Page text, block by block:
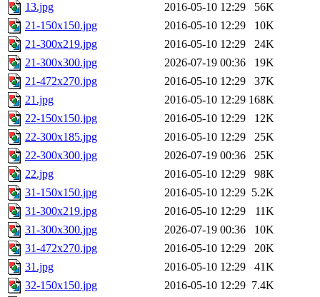
13.jpg
2016-05-10 12:29
56K
21-150x150.jpg
2016-05-10 12:29
10K
21-300x219.jpg
2016-05-10 12:29
24K
21-300x300.jpg
2026-07-19 00:36
19K
21-472x270.jpg
2016-05-10 12:29
37K
21.jpg
2016-05-10 12:29 168K
22-150x150.jpg
2016-05-10 12:29
12K
22-300x185.jpg
2016-05-10 12:29
25K
22-300x300.jpg
2026-07-19 00:36
25K
22.jpg
2016-05-10 12:29
98K
31-150x150.jpg
2016-05-10 12:29 5.2K
31-300x219.jpg
2016-05-10 12:29
11K
31-300x300.jpg
2026-07-19 00:36
10K
31-472x270.jpg
2016-05-10 12:29
20K
31.jpg
2016-05-10 12:29
41K
32-150x150.jpg
2016-05-10 12:29 7.4K